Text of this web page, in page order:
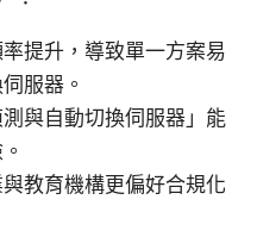
提升，導致單一方案易
服器。
與自動切換伺服器」能
教育機構更偏好合規化